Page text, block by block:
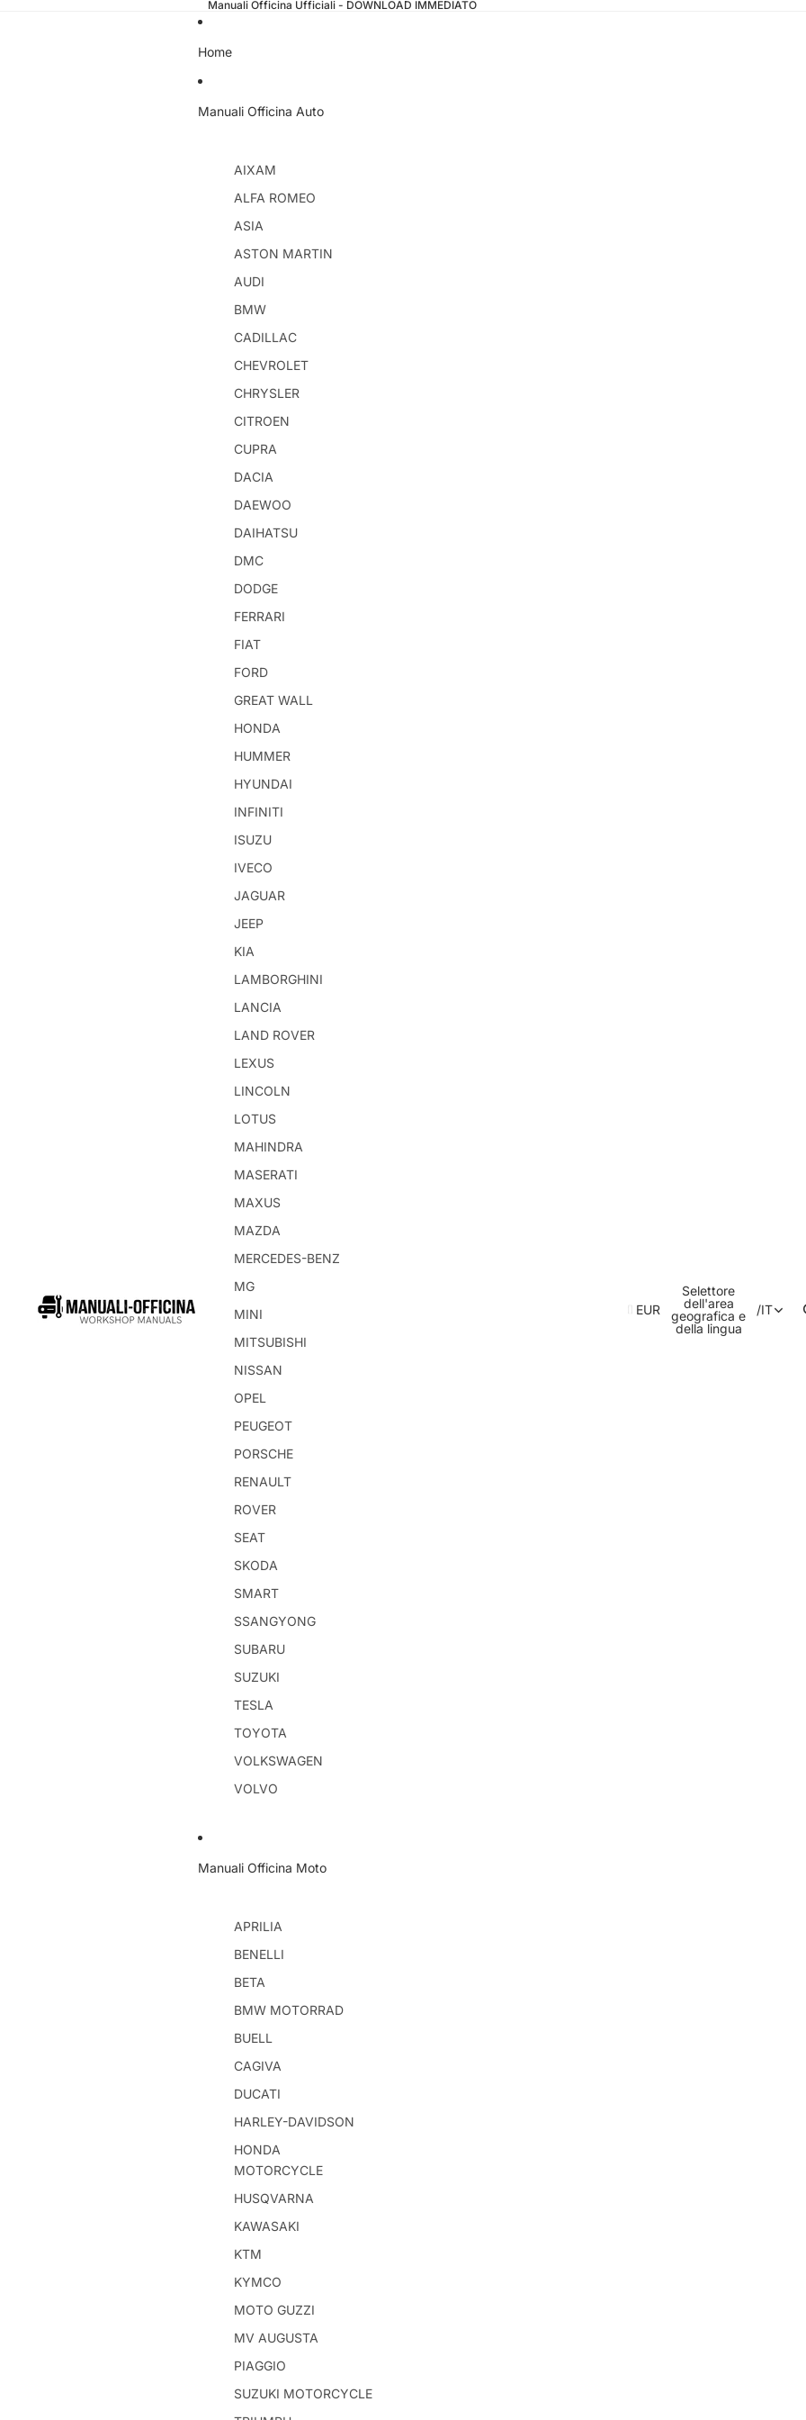
Manuali Officina Ufficiali - DOWNLOAD IMMEDIATO
Home
Manuali Officina Auto
AIXAM
ALFA ROMEO
ASIA
ASTON MARTIN
AUDI
BMW
CADILLAC
CHEVROLET
CHRYSLER
CITROEN
CUPRA
DACIA
DAEWOO
DAIHATSU
DMC
DODGE
FERRARI
FIAT
FORD
GREAT WALL
HONDA
HUMMER
HYUNDAI
INFINITI
ISUZU
IVECO
JAGUAR
JEEP
KIA
LAMBORGHINI
LANCIA
LAND ROVER
LEXUS
LINCOLN
LOTUS
MAHINDRA
MASERATI
MAXUS
MAZDA
MERCEDES-BENZ
MG
MINI
MITSUBISHI
NISSAN
OPEL
PEUGEOT
PORSCHE
RENAULT
ROVER
SEAT
SKODA
SMART
SSANGYONG
SUBARU
SUZUKI
TESLA
TOYOTA
VOLKSWAGEN
VOLVO
Manuali Officina Moto
APRILIA
BENELLI
BETA
BMW MOTORRAD
BUELL
CAGIVA
DUCATI
HARLEY-DAVIDSON
HONDA
MOTORCYCLE
HUSQVARNA
KAWASAKI
KTM
KYMCO
MOTO GUZZI
MV AUGUSTA
PIAGGIO
SUZUKI MOTORCYCLE
EUR
Selettore
dell'area
geografica e
della lingua
/IT